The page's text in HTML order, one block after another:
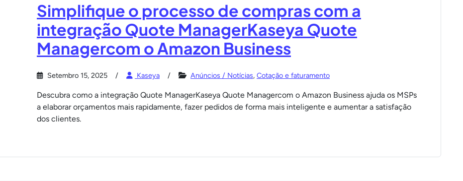
Simplifique o processo de compras com a
integração Quote ManagerKaseya Quote
Managercom o Amazon Business
Setembro 15, 2025 Kaseya Anúncios / Notícias, Cotação e faturamento
Descubra como a integração Quote ManagerKaseya Quote Managercom o Amazon Business ajuda os MSPs
a elaborar orçamentos mais rapidamente, fazer pedidos de forma mais inteligente e aumentar a satisfação
dos clientes.